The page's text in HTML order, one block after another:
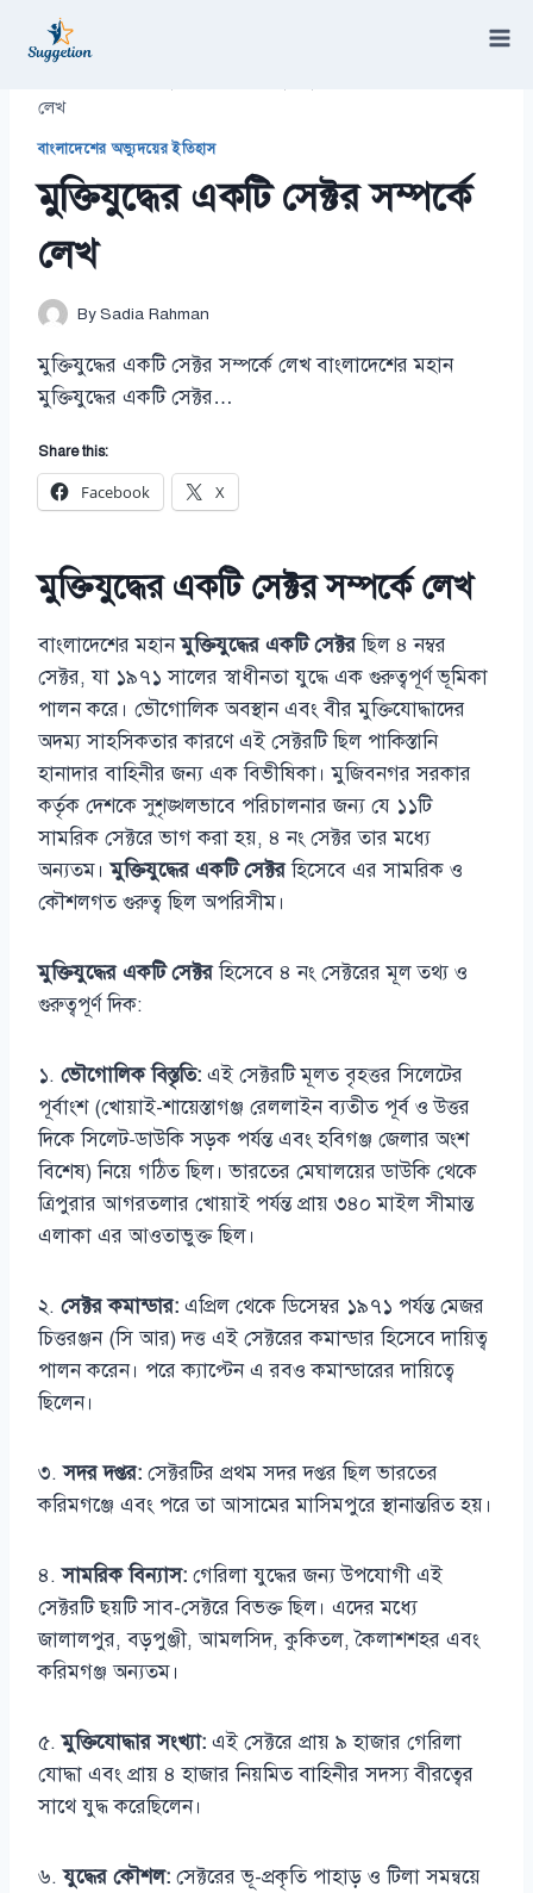
লেখ
বাংলাদেশের অভ্যুদয়ের ইতিহাস
মুক্তিযুদ্ধের একটি সেক্টর সম্পর্কে
লেখ
BySadia Rahman
মুক্তিযুদ্ধের একটি সেক্টর সম্পর্কে লেখ বাংলাদেশের মহান
মুক্তিযুদ্ধের একটি সেক্টর…
Share this:
Facebook X
মুক্তিযুদ্ধের একটি সেক্টর সম্পর্কে লেখ
বাংলাদেশের মহানমুক্তিযুদ্ধের একটি সেক্টরছিল ৪ নম্বর
সেক্টর, যা ১৯৭১ সালের স্বাধীনতা যুদ্ধে এক গুরুত্বপূর্ণ ভূমিকা
পালন করে। ভৌগোলিক অবস্থান এবং বীর মুক্তিযোদ্ধাদের
অদম্য সাহসিকতার কারণে এই সেক্টরটি ছিল পাকিস্তানি
হানাদার বাহিনীর জন্য এক বিভীষিকা। মুজিবনগর সরকার
কর্তৃক দেশকে সুশৃঙ্খলভাবে পরিচালনার জন্য যে ১১টি
সামরিক সেক্টরে ভাগ করা হয়, ৪ নং সেক্টর তার মধ্যে
অন্যতম।মুক্তিযুদ্ধের একটি সেক্টরহিসেবে এর সামরিক ও
কৌশলগত গুরুত্ব ছিল অপরিসীম।
মুক্তিযুদ্ধের একটি সেক্টরহিসেবে ৪ নং সেক্টরের মূল তথ্য ও
গুরুত্বপূর্ণ দিক:
১. ভৌগোলিক বিস্তৃতি: এই সেক্টরটি মূলত বৃহত্তর সিলেটের
পূর্বাংশ (খোয়াই-শায়েস্তাগঞ্জ রেললাইন ব্যতীত পূর্ব ও উত্তর
দিকে সিলেট-ডাউকি সড়ক পর্যন্ত এবং হবিগঞ্জ জেলার অংশ
বিশেষ) নিয়ে গঠিত ছিল। ভারতের মেঘালয়ের ডাউকি থেকে
ত্রিপুরার আগরতলার খোয়াই পর্যন্ত প্রায় ৩৪০ মাইল সীমান্ত
এলাকা এর আওতাভুক্ত ছিল।
২. সেক্টর কমান্ডার: এপ্রিল থেকে ডিসেম্বর ১৯৭১ পর্যন্ত মেজর
চিত্তরঞ্জন (সি আর) দত্ত এই সেক্টরের কমান্ডার হিসেবে দায়িত্ব
পালন করেন। পরে ক্যাপ্টেন এ রবও কমান্ডারের দায়িত্বে
ছিলেন।
৩.সদর দপ্তর: সেক্টরটির প্রথম সদর দপ্তর ছিল ভারতের
করিমগঞ্জে এবং পরে তা আসামের মাসিমপুরে স্থানান্তরিত হয়।
৪.সামরিক বিন্যাস: গেরিলা যুদ্ধের জন্য উপযোগী এই
সেক্টরটি ছয়টি সাব-সেক্টরে বিভক্ত ছিল। এদের মধ্যে
জালালপুর, বড়পুঞ্জী, আমলসিদ, কুকিতল, কৈলাশশহর এবং
করিমগঞ্জ অন্যতম।
৫.মুক্তিযোদ্ধার সংখ্যা: এই সেক্টরে প্রায় ৯ হাজার গেরিলা
যোদ্ধা এবং প্রায় ৪ হাজার নিয়মিত বাহিনীর সদস্য বীরত্বের
সাথে যুদ্ধ করেছিলেন।
৬.যুদ্ধের কৌশল: সেক্টরের ভূ-প্রকৃতি পাহাড় ও টিলা সমন্বয়ে